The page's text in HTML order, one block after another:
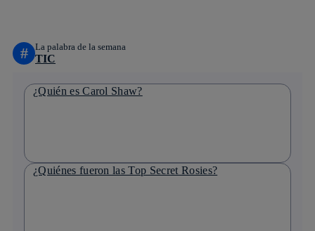
# La palabra de la semana
TIC
¿Quién es Carol Shaw?
¿Quiénes fueron las Top Secret Rosies?